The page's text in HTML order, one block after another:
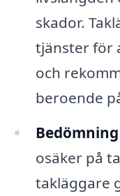
skador.
tjänster för
och
beroende
osäker på
takläggare